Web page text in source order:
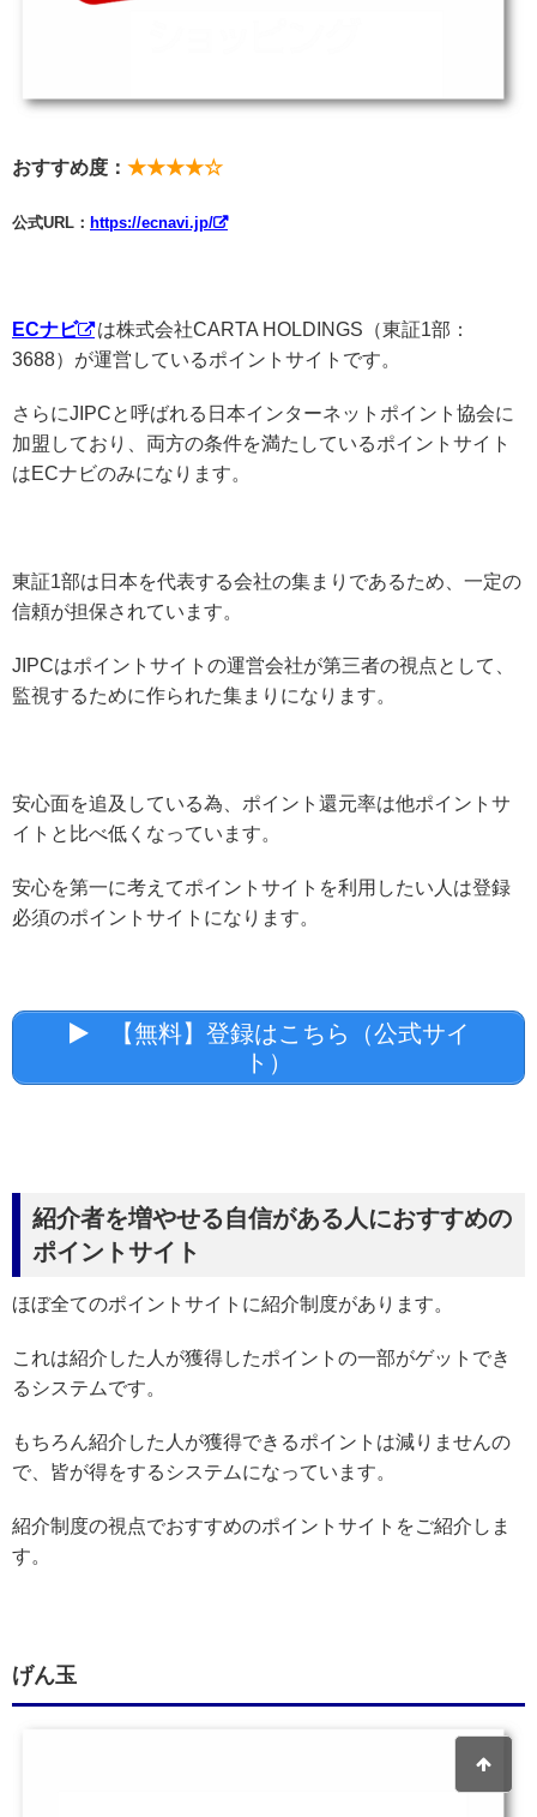
おすすめ度： ★★★★☆
公式URL： https://ecnavi.jp/
ECナビ
は株式会社CARTA HOLDINGS（東証1部：
3688）が運営しているポイントサイトです。
さらにJIPCと呼ばれる日本インターネットポイント協会に
加盟しており、両方の条件を満たしているポイントサイト
はECナビのみになります。
東証1部は日本を代表する会社の集まりであるため、一定の
信頼が担保されています。
JIPCはポイントサイトの運営会社が第三者の視点として、
監視するために作られた集まりになります。
安心面を追及している為、ポイント還元率は他ポイントサ
イトと比べ低くなっています。
安心を第一に考えてポイントサイトを利用したい人は登録
必須のポイントサイトになります。
【無料】登録はこちら（公式サイ
ト）
紹介者を増やせる自信がある人におすすめの
ポイントサイト
ほぼ全てのポイントサイトに紹介制度があります。
これは紹介した人が獲得したポイントの一部がゲットでき
るシステムです。
もちろん紹介した人が獲得できるポイントは減りませんの
で、皆が得をするシステムになっています。
紹介制度の視点でおすすめのポイントサイトをご紹介しま
す。
げん玉